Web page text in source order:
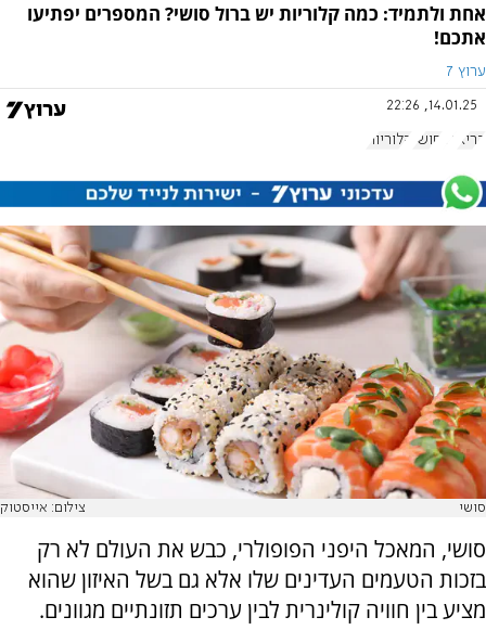
אחת ולתמיד: כמה קלוריות יש ברול סושי? המספרים יפתיעו
אתכם!
ערוץ 7
14.01.25, 22:26
בריא דג סושי קלוריות
סושי צילום: אייסטוק
סושי, המאכל היפני הפופולרי, כבש את העולם לא רק
בזכות הטעמים העדינים שלו אלא גם בשל האיזון שהוא
מציע בין חוויה קולינרית לבין ערכים תזונתיים מגוונים.